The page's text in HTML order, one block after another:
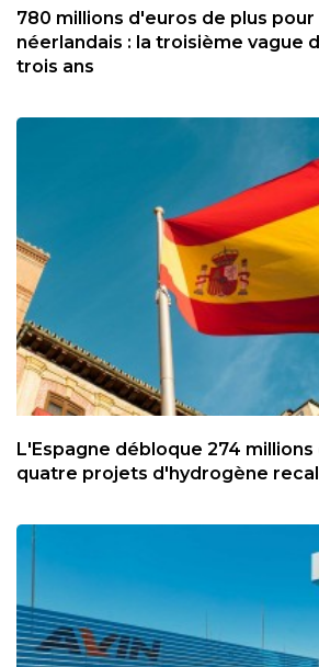
780 millions d'euros de plus
néerlandais : la troisième vague
trois ans
L'Espagne débloque 274
quatre projets d'hydrogène